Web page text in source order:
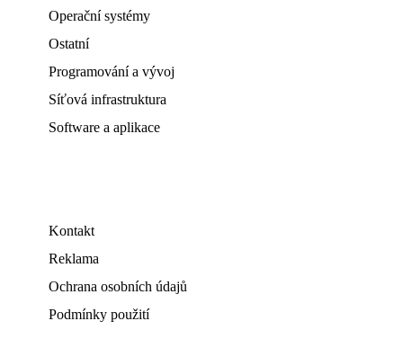
Operační systémy
Ostatní
Programování a vývoj
Síťová infrastruktura
Software a aplikace
Kontakt
Reklama
Ochrana osobních údajů
Podmínky použití